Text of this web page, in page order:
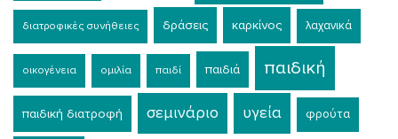
διατροφικές συνήθειες δράσεις καρκίνος λαχανικά
οικογένεια ομιλία παιδί παιδιά παιδική
παιδική διατροφή σεμινάριο υγεία φρούτα